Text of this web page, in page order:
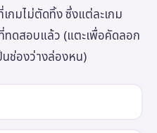
เกมไม่ตัดทิ้ง ซึ่งแต่ละเกม
ดสอบแล้ว (แตะเพื่อคัดลอก
ช่องว่างล่องหน)